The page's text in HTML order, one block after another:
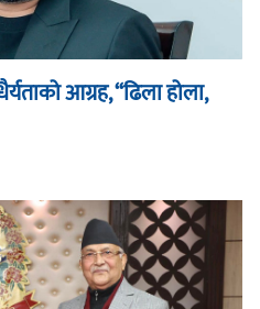
आग्रह, “ढिला होला,